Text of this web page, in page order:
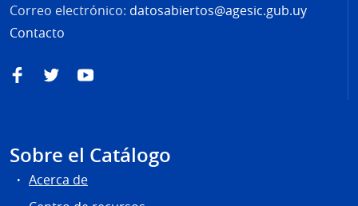
Correo electrónico: datosabiertos@agesic.gub.uy
Contacto
FacebookTwitterYouTube
Sobre el Catálogo
Acerca de